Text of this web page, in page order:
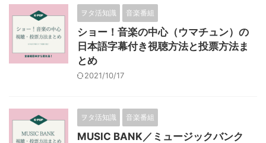
ヲタ活知識 音楽番組
ショー！音楽の中心（ウマチュン）の
日本語字幕付き視聴方法と投票方法ま
とめ
2021/10/17
ヲタ活知識 音楽番組
MUSIC BANK／ミュージックバンク